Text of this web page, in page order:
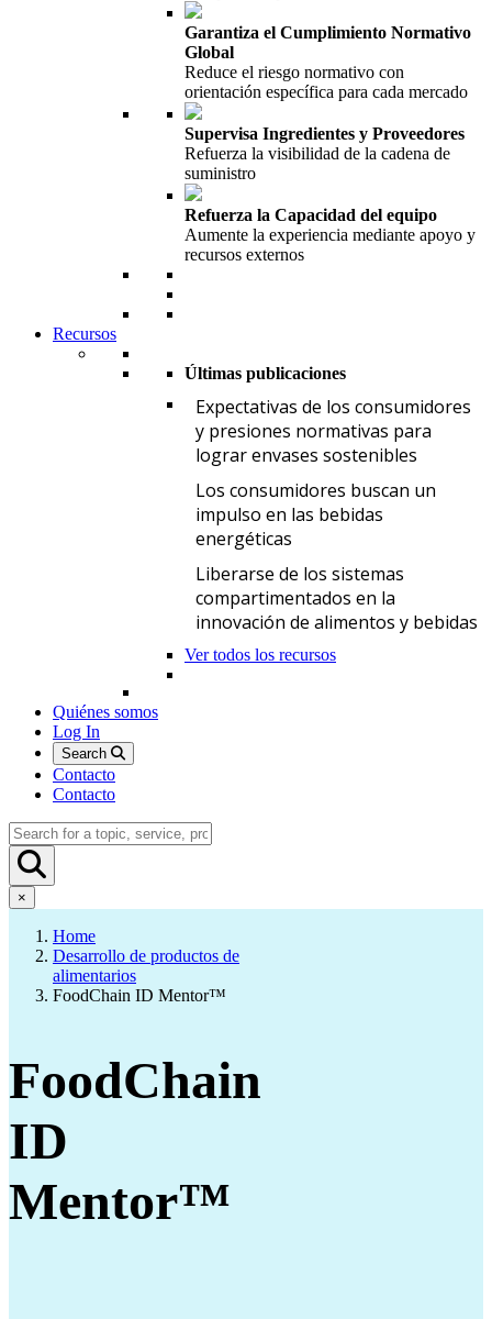
Garantiza el Cumplimiento Normativo
Global
Reduce el riesgo normativo con
orientación específica para cada mercado
Supervisa Ingredientes y Proveedores
Refuerza la visibilidad de la cadena de
suministro
Refuerza la Capacidad del equipo
Aumente la experiencia mediante apoyo y
recursos externos
Recursos
Últimas publicaciones
Expectativas de los consumidores
y presiones normativas para
lograr envases sostenibles
Los consumidores buscan un
impulso en las bebidas
energéticas
Liberarse de los sistemas
compartimentados en la
innovación de alimentos y bebidas
Ver todos los recursos
Quiénes somos
Log In
Search
Contacto
Contacto
×
Home
Desarrollo de productos de
alimentarios
FoodChain ID Mentor™
FoodChain
ID
Mentor™